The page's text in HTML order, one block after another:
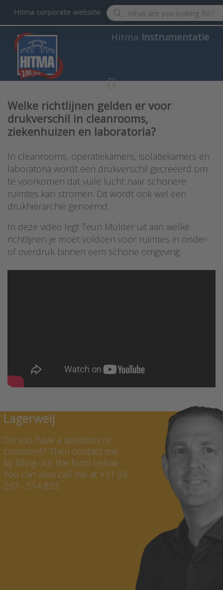
Hitma corporate website Enter a search term. Results
Hitma Instrumentatie
Welke richtlijnen gelden er voor
drukverschil in cleanrooms,
ziekenhuizen en laboratoria?
In cleanrooms, operatiekamers, isolatiekamers en
laboratoria wordt een drukverschil gecreëerd om
te voorkomen dat vuile lucht naar schonere
ruimtes kan stromen. Dit wordt ook wel een
drukhiërarchie genoemd.
In deze video legt Teun Mulder uit aan welke
richtlijnen je moet voldoen voor ruimtes in onder-
of overdruk binnen eem schone omgeving.
Lagerweij
Do you have a question or
comment? Then contact me
by filling out the form below.
You can also call me at +31 (0)
297 - 514 833.